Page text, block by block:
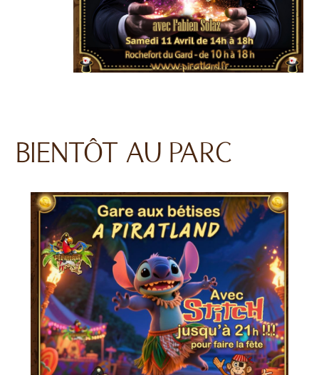
BIENTÔT AU PARC